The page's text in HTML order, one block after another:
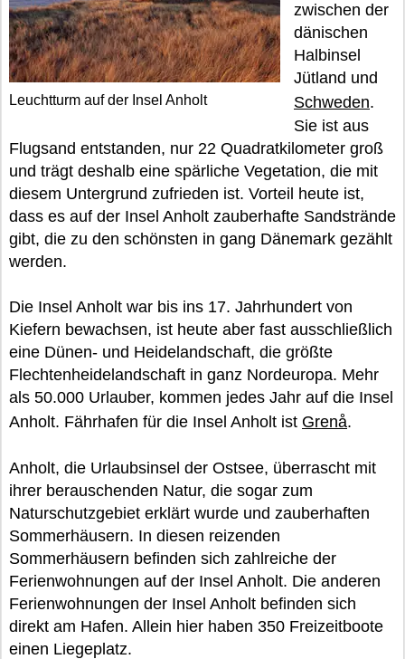
Leuchtturm auf der Insel Anholt
zwischen der
dänischen
Halbinsel
Jütland und
Schweden.
Sie ist aus
Flugsand entstanden, nur 22 Quadratkilometer groß
und trägt deshalb eine spärliche Vegetation, die mit
diesem Untergrund zufrieden ist. Vorteil heute ist,
dass es auf der Insel Anholt zauberhafte Sandstrände
gibt, die zu den schönsten in gang Dänemark gezählt
werden.
Die Insel Anholt war bis ins 17. Jahrhundert von
Kiefern bewachsen, ist heute aber fast ausschließlich
eine Dünen- und Heidelandschaft, die größte
Flechtenheidelandschaft in ganz Nordeuropa. Mehr
als 50.000 Urlauber, kommen jedes Jahr auf die Insel
Anholt. Fährhafen für die Insel Anholt ist Grenå.
Anholt, die Urlaubsinsel der Ostsee, überrascht mit
ihrer berauschenden Natur, die sogar zum
Naturschutzgebiet erklärt wurde und zauberhaften
Sommerhäusern. In diesen reizenden
Sommerhäusern befinden sich zahlreiche der
Ferienwohnungen auf der Insel Anholt. Die anderen
Ferienwohnungen der Insel Anholt befinden sich
direkt am Hafen. Allein hier haben 350 Freizeitboote
einen Liegeplatz.